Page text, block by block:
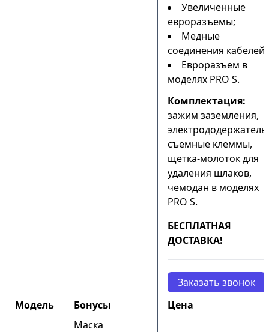
Увеличенные
евроразъемы;
Медные
соединения кабелей;
Евроразъем в
моделях PRO S.
Комплектация:
зажим заземления,
электрододержатель,
съемные клеммы,
щетка-молоток для
удаления шлаков,
чемодан в моделях
PRO S.
БЕСПЛАТНАЯ
ДОСТАВКА!
Заказать звонок
Модель
Бонусы Цена
Маска